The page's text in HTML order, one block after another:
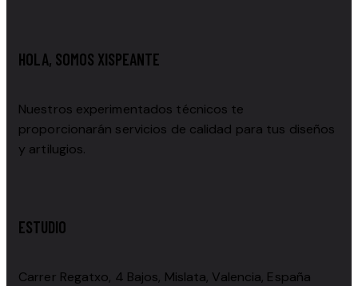
HOLA, SOMOS XISPEANTE
Nuestros experimentados técnicos te
proporcionarán servicios de calidad para tus diseños
y artilugios.
ESTUDIO
Carrer Regatxo, 4 Bajos, Mislata, Valencia, España